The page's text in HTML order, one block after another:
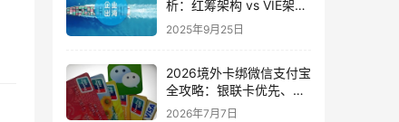
析：红筹架构 vs VIE架
构、BVI/开曼/香港公司角
色与搭建策略
2025年9月25日
2026境外卡绑微信支付宝
全攻略：银联卡优先、失
败排查、限额合规 | 实用
2026年7月7日